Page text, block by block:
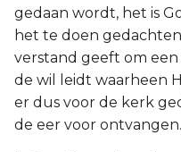
gedaan wordt, het is
het te doen
verstand geeft om
de wil leidt waarheen
er dus voor de kerk
de eer voor ontvangen.